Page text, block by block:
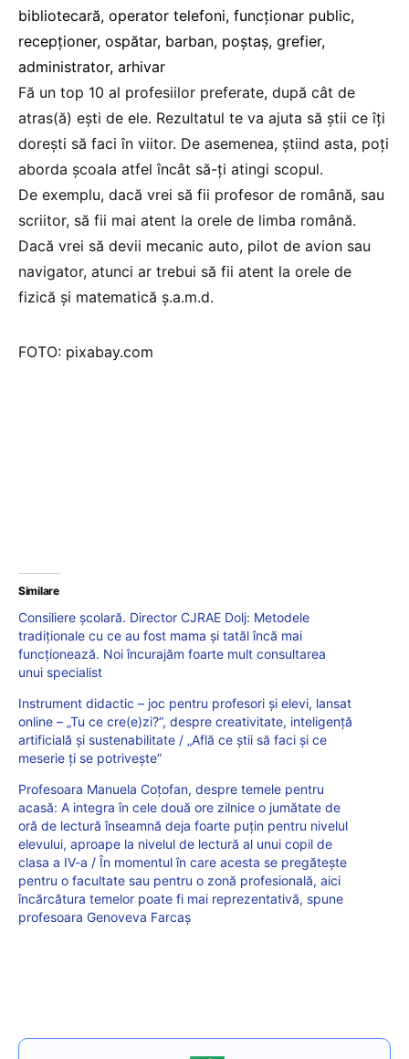
bibliotecară, operator telefoni, funcţionar public,
recepţioner, ospătar, barban, poştaş, grefier,
administrator, arhivar
Fă un top 10 al profesiilor preferate, după cât de
atras(ă) eşti de ele. Rezultatul te va ajuta să ştii ce îţi
doreşti să faci în viitor. De asemenea, ştiind asta, poţi
aborda şcoala atfel încât să-ţi atingi scopul.
De exemplu, dacă vrei să fii profesor de română, sau
scriitor, să fii mai atent la orele de limba română.
Dacă vrei să devii mecanic auto, pilot de avion sau
navigator, atunci ar trebui să fii atent la orele de
fizică şi matematică ş.a.m.d.
FOTO: pixabay.com
Similare
Consiliere școlară. Director CJRAE Dolj: Metodele
tradiționale cu ce au fost mama și tatăl încă mai
funcționează. Noi încurajăm foarte mult consultarea
unui specialist
Instrument didactic – joc pentru profesori și elevi, lansat
online – „Tu ce cre(e)zi?”, despre creativitate, inteligență
artificială și sustenabilitate / „Află ce știi să faci și ce
meserie ți se potrivește”
Profesoara Manuela Coțofan, despre temele pentru
acasă: A integra în cele două ore zilnice o jumătate de
oră de lectură înseamnă deja foarte puțin pentru nivelul
elevului, aproape la nivelul de lectură al unui copil de
clasa a IV-a / În momentul în care acesta se pregătește
pentru o facultate sau pentru o zonă profesională, aici
încărcătura temelor poate fi mai reprezentativă, spune
profesoara Genoveva Farcaș